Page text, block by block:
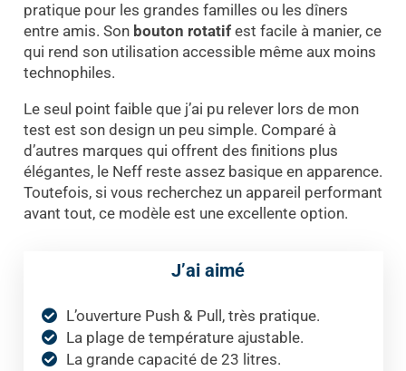
pratique pour les grandes familles ou les dîners
entre amis. Son bouton rotatifest facile à manier, ce
qui rend son utilisation accessible même aux moins
technophiles.
Le seul point faible que j’ai pu relever lors de mon
test est son design un peu simple. Comparé à
d’autres marques qui offrent des finitions plus
élégantes, le Neff reste assez basique en apparence.
Toutefois, si vous recherchez un appareil performant
avant tout, ce modèle est une excellente option.
J’ai aimé
L’ouverture Push & Pull, très pratique.
La plage de température ajustable.
La grande capacité de 23 litres.